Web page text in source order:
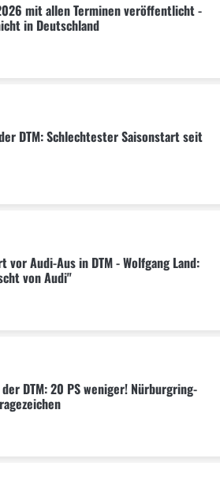
mit allen Terminen veröffentlicht -
in Deutschland
DTM: Schlechtester Saisonstart seit
vor Audi-Aus in DTM - Wolfgang Land:
von Audi"
DTM: 20 PS weniger! Nürburgring-